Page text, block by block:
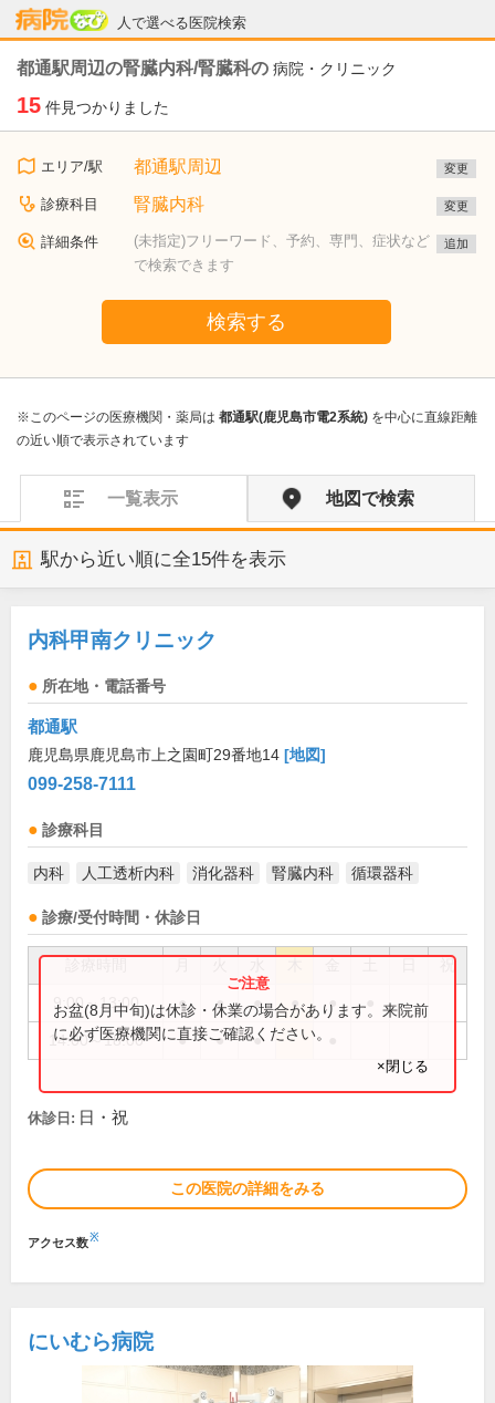
人で選べる医院検索
病院なび
都通駅周辺の腎臓内科/腎臓科の 病院・クリニック
15 件見つかりました
エリア/駅 都通駅周辺 変更
診療科目 腎臓内科 変更
詳細条件
(未指定)フリーワード、予約、専門、症状など
で検索できます
追加
検索する
※このページの医療機関・薬局は 都通駅(鹿児島市電2系統) を中心に直線距離
の近い順で表示されています
一覧表示 地図で検索
駅から近い順に全15件を表示
内科甲南クリニック
所在地・電話番号
都通駅
鹿児島県鹿児島市上之園町29番地14 [地図]
099-258-7111
診療科目
内科 人工透析内科 消化器科 腎臓内科 循環器科
診療/受付時間・休診日
祝
9:00～13:00 ● ● ● ● ●
14:00～18:00 ● ● ●
お盆(8月中旬)は休診・休業の場合があります。来院前
に必ず医療機関に直接ご確認ください。
×閉じる
休診日: 日・祝
この医院の詳細をみる
アクセス数※
にいむら病院